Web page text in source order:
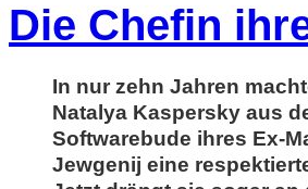
Die Chefin
In nur zehn Jahren
Natalya Kaspersky aus
Softwarebude ihres Ex-
Jewgenij eine